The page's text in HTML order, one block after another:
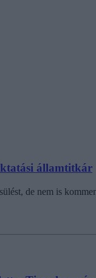
államtitkár
de nem is